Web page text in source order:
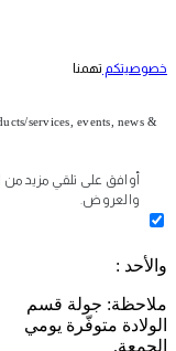
خصوصيتكم تهمنا
services, events, news &
أوافق على تلقي مزيد من
والعروض.
والأحد :
ملاحظة: جولة قسم
الولادة متوفّرة يومي
الجمعة.